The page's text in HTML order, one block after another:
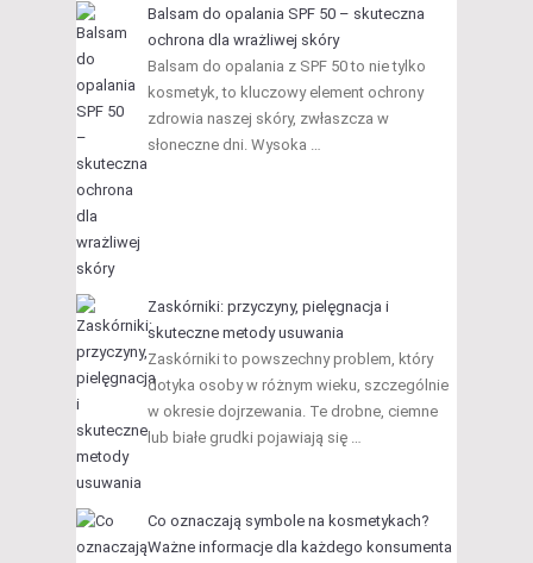
Balsam do opalania SPF 50 – skuteczna
ochrona dla wrażliwej skóry
Balsam do opalania z SPF 50 to nie tylko
kosmetyk, to kluczowy element ochrony
zdrowia naszej skóry, zwłaszcza w
słoneczne dni. Wysoka …
Zaskórniki: przyczyny, pielęgnacja i
skuteczne metody usuwania
Zaskórniki to powszechny problem, który
dotyka osoby w różnym wieku, szczególnie
w okresie dojrzewania. Te drobne, ciemne
lub białe grudki pojawiają się …
Co oznaczają symbole na kosmetykach?
Ważne informacje dla każdego konsumenta